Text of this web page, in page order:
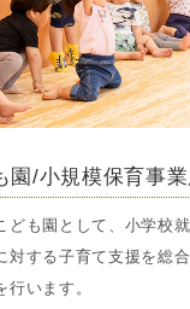
園/小規模保育事
ども園として、小学校
する子育て支援を総
います。